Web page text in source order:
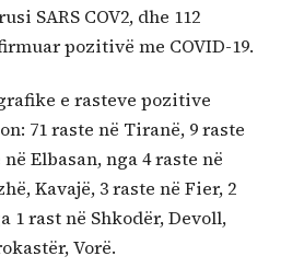
SARS COV2, dhe 112
pozitivë me COVID-19.
e rasteve pozitive
71 raste në Tiranë, 9 raste
Elbasan, nga 4 raste në
Kavajë, 3 raste në Fier, 2
1 rast në Shkodër, Devoll,
Vorë.